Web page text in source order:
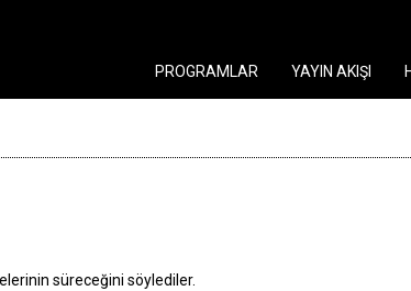
PROGRAMLAR
YAYIN AKIŞI
süreceğini söylediler.